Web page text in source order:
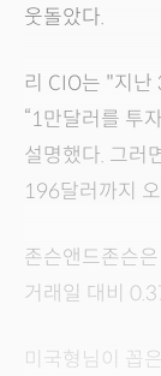
웃돌았다.
리 CIO는 "지
“1만달러를 투
설명했다. 그러
196달러까지
존슨앤드존슨
거래일 대비
미국형님이 꼽